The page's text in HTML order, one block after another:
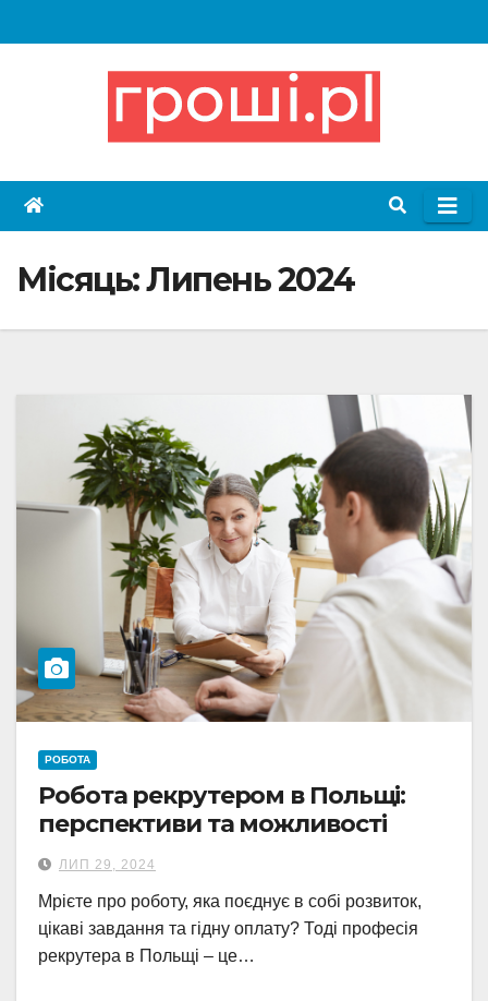
to
Місяць:Липень 2024
РОБОТА
Робота рекрутером в Польщі:
перспективи та можливості
ЛИП 29, 2024
Мрієте про роботу, яка поєднує в собі розвиток,
цікаві завдання та гідну оплату? Тоді професія
рекрутера в Польщі – це…